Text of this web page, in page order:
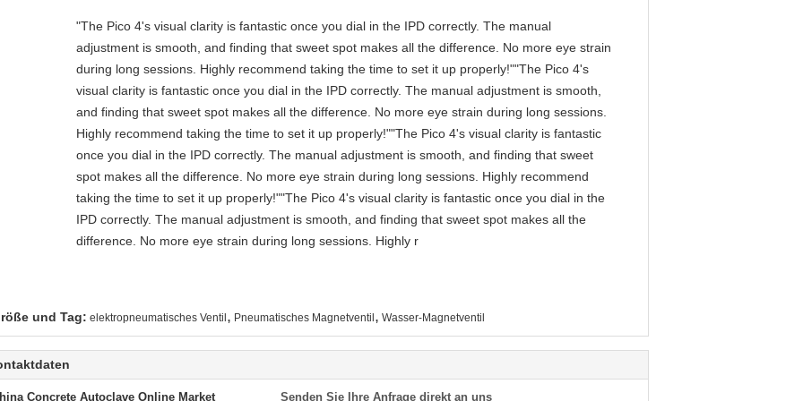
"The Pico 4's visual clarity is fantastic once you dial in the IPD correctly. The manual
adjustment is smooth, and finding that sweet spot makes all the difference. No more eye strain
during long sessions. Highly recommend taking the time to set it up properly!""The Pico 4's
visual clarity is fantastic once you dial in the IPD correctly. The manual adjustment is smooth,
and finding that sweet spot makes all the difference. No more eye strain during long sessions.
Highly recommend taking the time to set it up properly!""The Pico 4's visual clarity is fantastic
once you dial in the IPD correctly. The manual adjustment is smooth, and finding that sweet
spot makes all the difference. No more eye strain during long sessions. Highly recommend
taking the time to set it up properly!""The Pico 4's visual clarity is fantastic once you dial in the
IPD correctly. The manual adjustment is smooth, and finding that sweet spot makes all the
difference. No more eye strain during long sessions. Highly r
und Tag: elektropneumatisches Ventil , Pneumatisches Magnetventil , Wasser-Magnetventil
Concrete Autoclave Online Market Senden Sie Ihre Anfrage direkt an uns